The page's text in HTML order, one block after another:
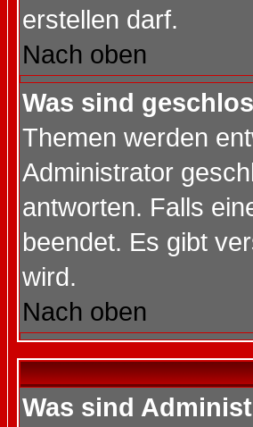
erstellen darf.
Nach oben
Was sind
Themen werden
Administrator
antworten. Falls
beendet. Es gibt
wird.
Nach oben
Was sind